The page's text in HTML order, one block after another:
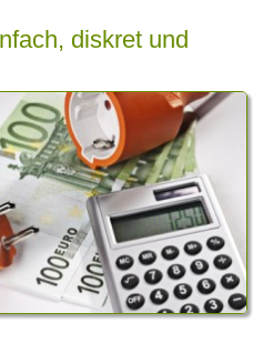
diskret und